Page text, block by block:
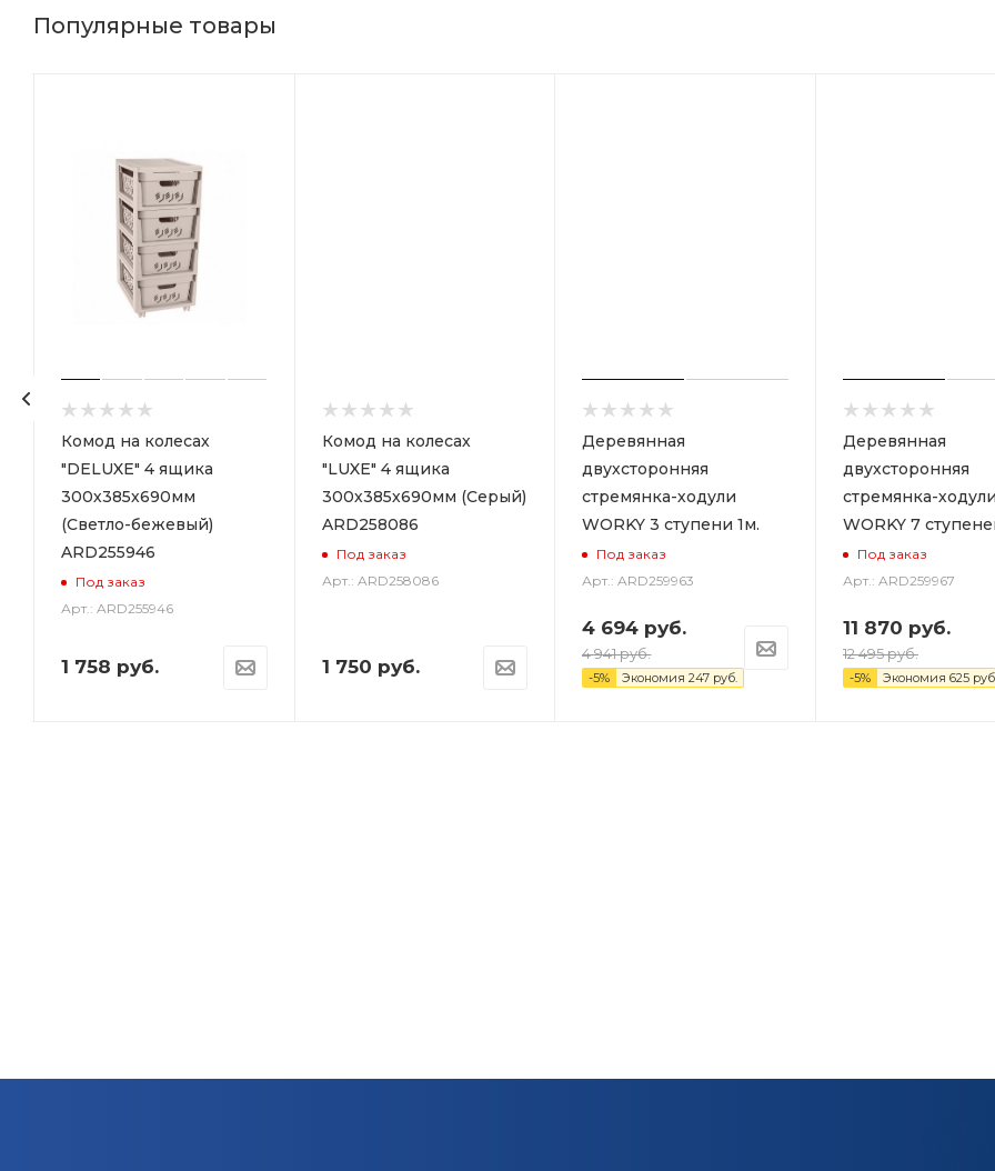
Популярные товары
Комод на колесах
"DELUXE" 4 ящика
300х385х690мм
(Светло-бежевый)
ARD255946
Под заказ
Арт.: ARD255946
1 758 руб.
Комод на колесах
"LUXE" 4 ящика
300х385х690мм (Серый)
ARD258086
Под заказ
Арт.: ARD258086
1 750 руб.
Деревянная
двухсторонняя
стремянка-ходули
WORKY 3 ступени 1м.
Под заказ
Арт.: ARD259963
4 694 руб.
4 941руб.
-5% Экономия 247 руб.
Деревянная
двухсторонняя
стремянка-ходули
WORKY 7
Под заказ
Арт.: ARD259967
11 870 руб.
12 495руб.
-5% Экономия 625